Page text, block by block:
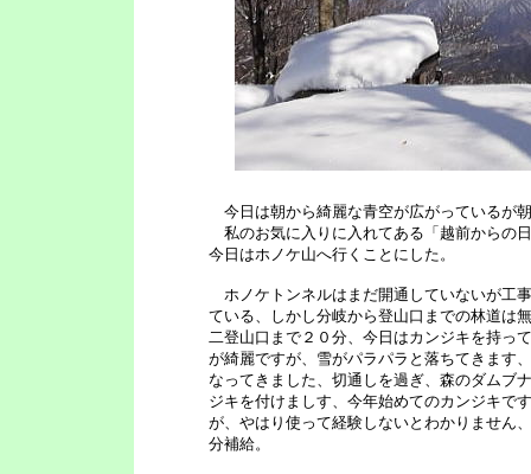
今日は朝から綺麗な青空が広がっているが
私のお気に入りに入れてある「越前からの
今日はホノケ山へ行くことにした。
ホノケトンネルはまだ開通していないが工
ている、しかし分岐から登山口までの林道は
二登山口まで２０分、今日はカンジキを持っ
が綺麗ですが、雪がパラパラと落ちてきます
なってきました、切通しを過ぎ、森のダムブ
ジキを付けましす、今年始めてのカンジキで
が、やはり使って経験しないとわかりません
分補給。